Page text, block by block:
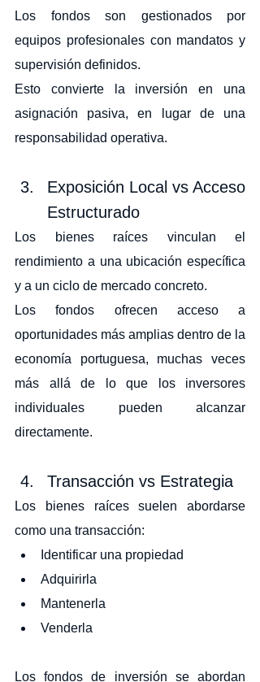
Los fondos son gestionados por
equipos profesionales con mandatos y
supervisión definidos.
Esto convierte la inversión en una
asignación pasiva, en lugar de una
responsabilidad operativa.
Exposición Local vs Acceso
Estructurado
Los bienes raíces vinculan el
rendimiento a una ubicación específica
y a un ciclo de mercado concreto.
Los fondos ofrecen acceso a
oportunidades más amplias dentro de la
economía portuguesa, muchas veces
más allá de lo que los inversores
individuales pueden alcanzar
directamente.
Transacción vs Estrategia
Los bienes raíces suelen abordarse
como una transacción:
Identificar una propiedad
Adquirirla
Mantenerla
Venderla
Los fondos de inversión se abordan